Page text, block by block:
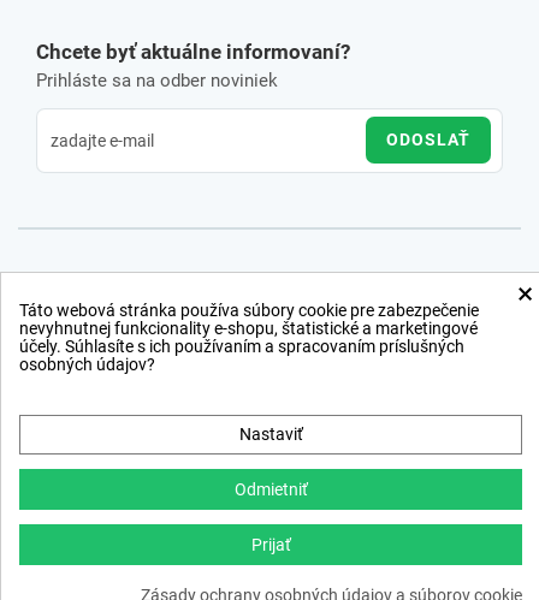
Chcete byť aktuálne informovaní?
Prihláste sa na odber noviniek
ODOSLAŤ
×
Táto webová stránka používa súbory cookie pre zabezpečenie
nevyhnutnej funkcionality e-shopu, štatistické a marketingové
účely. Súhlasíte s ich používaním a spracovaním príslušných
osobných údajov?
Nastaviť
Odmietniť
Prijať
Zásady ochrany osobných údajov a súborov cookie